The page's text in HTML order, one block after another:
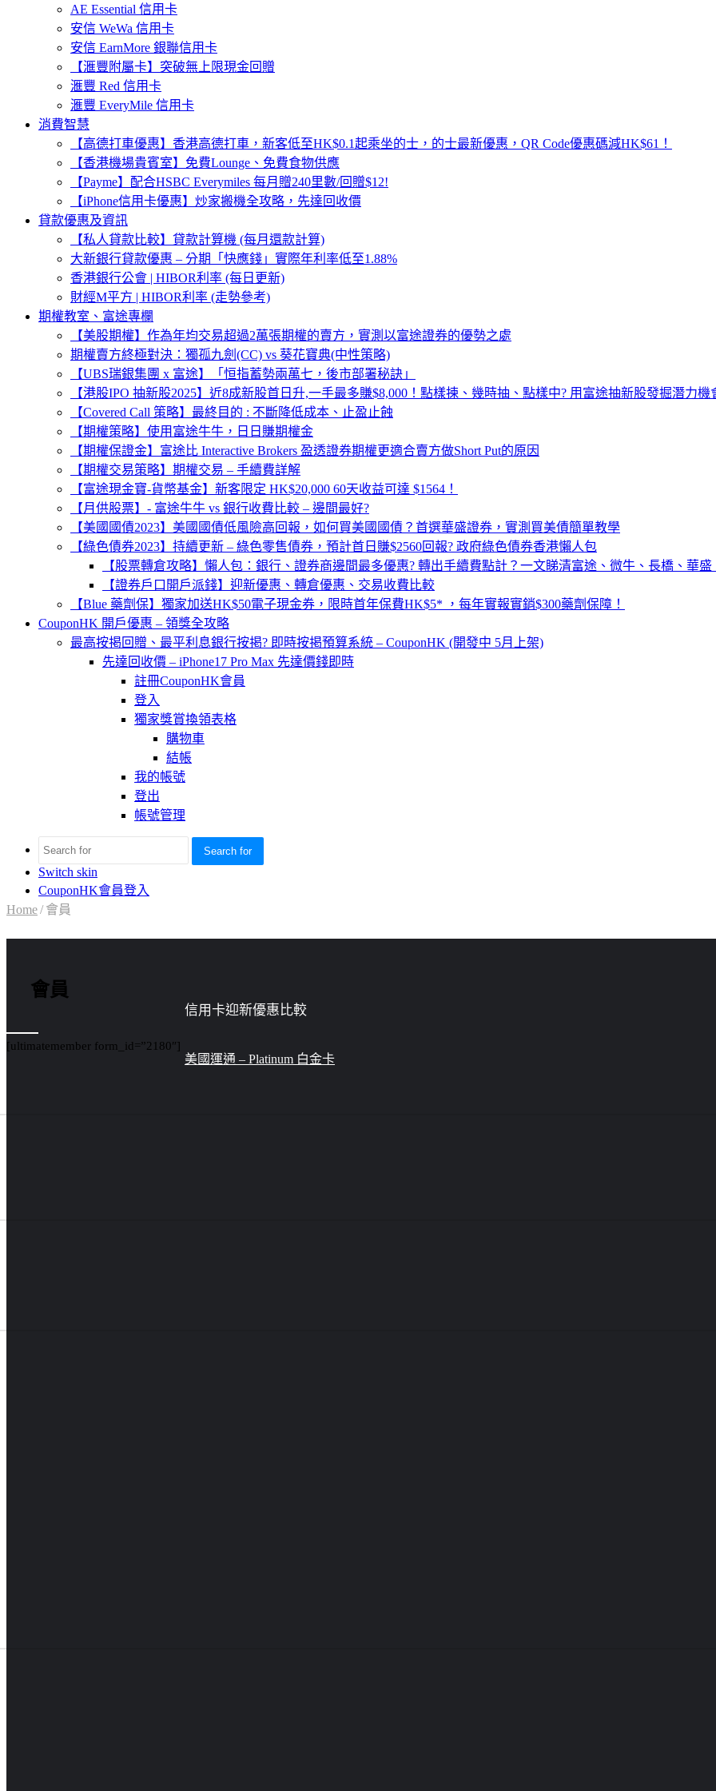
AE Essential 信用卡
安信 WeWa 信用卡
安信 EarnMore 銀聯信用卡
【滙豐附屬卡】突破無上限現金回贈
滙豐 Red 信用卡
滙豐 EveryMile 信用卡
消費智慧
【高德打車優惠】香港高德打車，新客低至HK$0.1起乘坐的士，的士最新優惠，QR Code優惠碼減HK$61！
【香港機場貴賓室】免費Lounge、免費食物供應
【Payme】配合HSBC Everymiles 每月贈240里數/回贈$12!
【iPhone信用卡優惠】炒家搬機全攻略，先達回收價
貸款優惠及資訊
【私人貸款比較】貸款計算機 (每月還款計算)
大新銀行貸款優惠 – 分期「快應錢」實際年利率低至1.88%
香港銀行公會 | HIBOR利率 (每日更新)
財經M平方 | HIBOR利率 (走勢參考)
期權教室、富途專欄
【美股期權】作為年均交易超過2萬張期權的賣方，實測以富途證券的優勢之處
期權賣方終極對決：獨孤九劍(CC) vs 葵花寶典(中性策略)
【UBS瑞銀集團 x 富途】「恒指蓄勢兩萬七，後市部署秘訣」
【港股IPO 抽新股2025】近8成新股首日升,一手最多賺$8,000！點樣揀、幾時抽、點樣中? 用富途抽新股發掘潛力機
【Covered Call 策略】最終目的 : 不斷降低成本、止盈止蝕
【期權策略】使用富途牛牛，日日賺期權金
【期權保證金】富途比 Interactive Brokers 盈透證券期權更適合賣方做Short Put的原因
【期權交易策略】期權交易 – 手續費詳解
【富途現金寶-貨幣基金】新客限定 HK$20,000 60天收益可達 $1564！
【月供股票】- 富途牛牛 vs 銀行收費比較 – 邊間最好?
【美國國債2023】美國國債低風險高回報，如何買美國國債？首選華盛證券，實測買美債簡單教學
【綠色債券2023】持續更新 – 綠色零售債券，預計首日賺$2560回報? 政府綠色債券香港懶人包
【股票轉倉攻略】懶人包：銀行、證券商邊間最多優惠? 轉出手續費點計？一文睇清富途、微牛、長橋、華盛
【證券戶口開戶派錢】迎新優惠、轉倉優惠、交易收費比較
【Blue 藥劑保】獨家加送HK$50電子現金券，限時首年保費HK$5* ，每年實報實銷$300藥劑保障！
CouponHK 開戶優惠 – 領獎全攻略
最高按掲回贈、最平利息銀行按掲? 即時按掲預算系統 – CouponHK (開發中 5月上架)
先達回收價 – iPhone17 Pro Max 先達價錢即時
註冊CouponHK會員
登入
獨家獎賞換領表格
購物車
結帳
我的帳號
登出
帳號管理
Search for
Switch skin
CouponHK會員登入
Home/ 會員
會員
[ultimatemember form_id=”2180″]
信用卡迎新優惠比較
美國運通 – Platinum 白金卡